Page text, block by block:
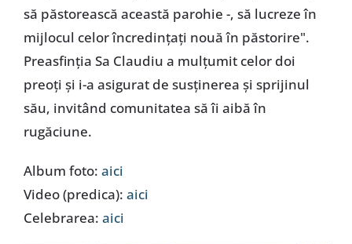
să păstorească această parohie -, să lucreze în
mijlocul celor încredințați nouă în păstorire".
Preasfinția Sa Claudiu a mulțumit celor doi
preoți și i-a asigurat de susținerea și sprijinul
său, invitând comunitatea să îi aibă în
rugăciune.
Album foto: aici
Video (predica): aici
Celebrarea: aici